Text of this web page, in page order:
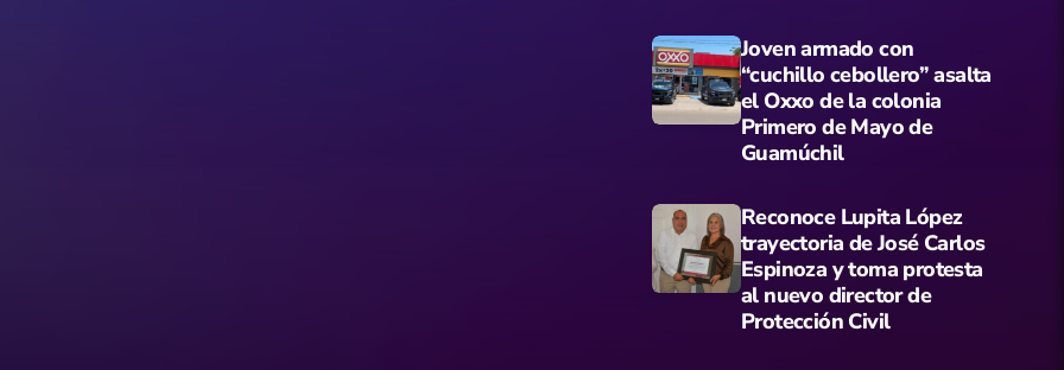
Joven armado con
“cuchillo cebollero” asalta
el Oxxo de la colonia
Primero de Mayo de
Guamúchil
Reconoce Lupita López
trayectoria de José Carlos
Espinoza y toma protesta
al nuevo director de
Protección Civil